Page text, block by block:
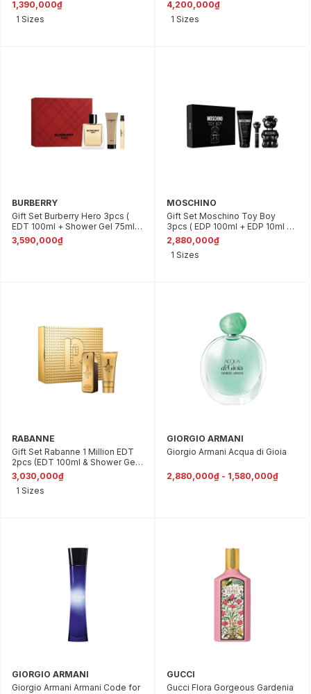
1,390,000₫
1 Sizes
4,200,000₫
1 Sizes
BURBERRY
Gift Set Burberry Hero 3pcs (
EDT 100ml + Shower Gel 75ml +
EDT 10ml )
3,590,000₫
MOSCHINO
Gift Set Moschino Toy Boy
3pcs ( EDP 100ml + EDP 10ml +
Shower Gel 100ml )
2,880,000₫
1 Sizes
RABANNE
Gift Set Rabanne 1 Million EDT
2pcs (EDT 100ml & Shower Gel
100ml)
3,030,000₫
1 Sizes
GIORGIO ARMANI
Giorgio Armani Acqua di Gioia
2,880,000₫ - 1,580,000₫
GIORGIO ARMANI
Giorgio Armani Armani Code for
GUCCI
Gucci Flora Gorgeous Gardenia